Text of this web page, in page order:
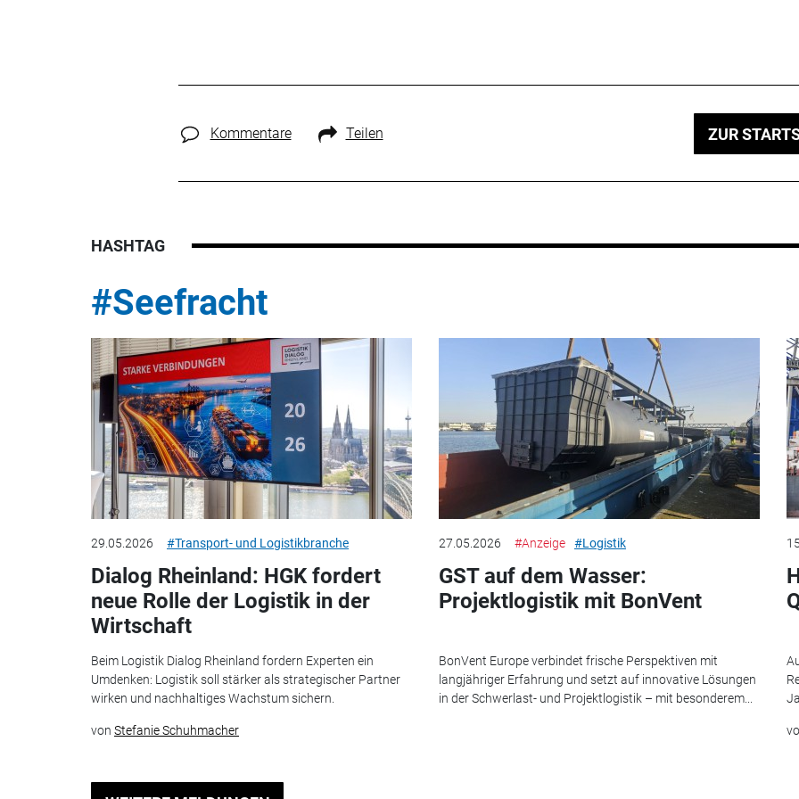
Kommentare Teilen ZUR
HASHTAG
#Seefracht
29.05.2026 #Transport- und Logistikbranche
Dialog Rheinland: HGK fordert
neue Rolle der Logistik in der
Wirtschaft
Beim Logistik Dialog Rheinland fordern Experten ein
Umdenken: Logistik soll stärker als strategischer Partner
wirken und nachhaltiges Wachstum sichern.
von Stefanie Schuhmacher
27.05.2026 #Anzeige #Logistik
GST auf dem Wasser:
Projektlogistik mit BonVent
BonVent Europe verbindet frische Perspektiven mit
langjähriger Erfahrung und setzt auf innovative Lösungen
in der Schwerlast- und Projektlogistik – mit besonderem...